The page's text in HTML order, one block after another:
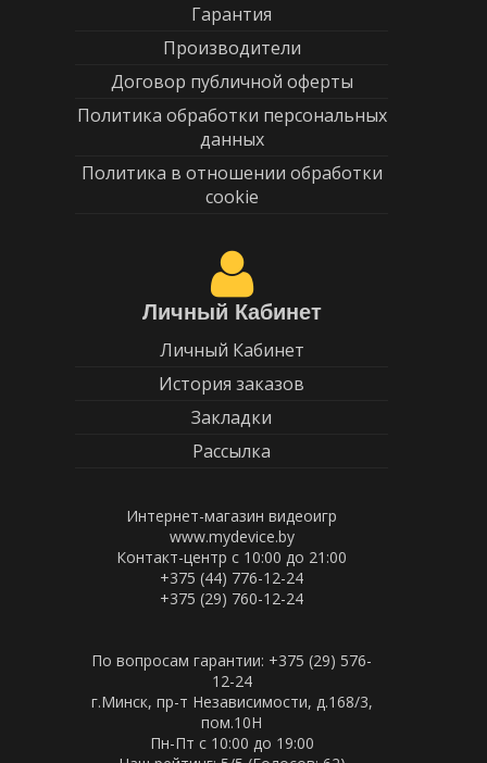
Гарантия
Производители
Договор публичной оферты
Политика обработки персональных
данных
Политика в отношении обработки
cookie
Личный Кабинет
Личный Кабинет
История заказов
Закладки
Рассылка
Интернет-магазин видеоигр
www.mydevice.by
Контакт-центр с 10:00 до 21:00
+375 (44) 776-12-24
+375 (29) 760-12-24
По вопросам гарантии: +375 (29) 576-
12-24
г.Минск, пр-т Независимости, д.168/3,
пом.10Н
Пн-Пт c 10:00 до 19:00